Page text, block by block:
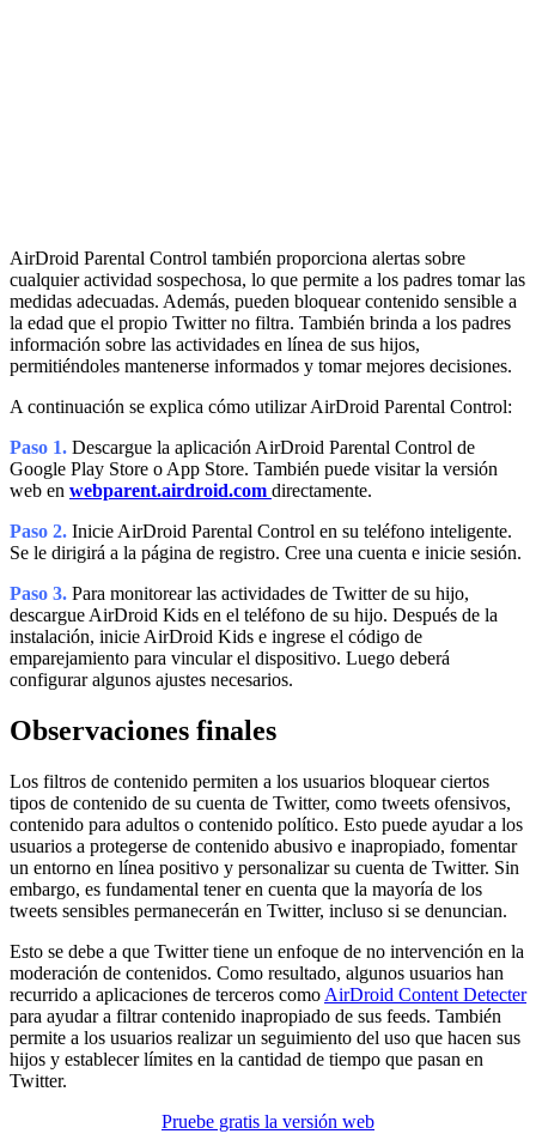
AirDroid Parental Control también proporciona alertas sobre
cualquier actividad sospechosa, lo que permite a los padres tomar las
medidas adecuadas. Además, pueden bloquear contenido sensible a
la edad que el propio Twitter no filtra. También brinda a los padres
información sobre las actividades en línea de sus hijos,
permitiéndoles mantenerse informados y tomar mejores decisiones.
A continuación se explica cómo utilizar AirDroid Parental Control:
Paso 1. Descargue la aplicación AirDroid Parental Control de
Google Play Store o App Store. También puede visitar la versión
web en webparent.airdroid.com directamente.
Paso 2. Inicie AirDroid Parental Control en su teléfono inteligente.
Se le dirigirá a la página de registro. Cree una cuenta e inicie sesión.
Paso 3. Para monitorear las actividades de Twitter de su hijo,
descargue AirDroid Kids en el teléfono de su hijo. Después de la
instalación, inicie AirDroid Kids e ingrese el código de
emparejamiento para vincular el dispositivo. Luego deberá
configurar algunos ajustes necesarios.
Observaciones finales
Los filtros de contenido permiten a los usuarios bloquear ciertos
tipos de contenido de su cuenta de Twitter, como tweets ofensivos,
contenido para adultos o contenido político. Esto puede ayudar a los
usuarios a protegerse de contenido abusivo e inapropiado, fomentar
un entorno en línea positivo y personalizar su cuenta de Twitter. Sin
embargo, es fundamental tener en cuenta que la mayoría de los
tweets sensibles permanecerán en Twitter, incluso si se denuncian.
Esto se debe a que Twitter tiene un enfoque de no intervención en la
moderación de contenidos. Como resultado, algunos usuarios han
recurrido a aplicaciones de terceros como AirDroid Content Detecter
para ayudar a filtrar contenido inapropiado de sus feeds. También
permite a los usuarios realizar un seguimiento del uso que hacen sus
hijos y establecer límites en la cantidad de tiempo que pasan en
Twitter.
Pruebe gratis la versión web